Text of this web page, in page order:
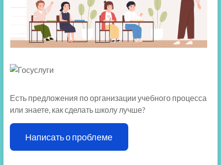
Есть предложения по организации учебного процесса
или знаете, как сделать школу лучше?
Написать о проблеме